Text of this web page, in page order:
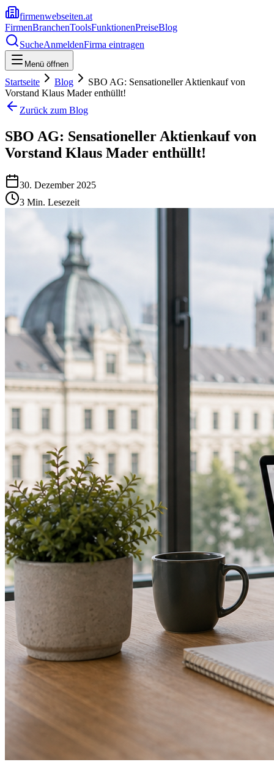
firmenwebseiten.at
FirmenBranchenToolsFunktionenPreiseBlog
SucheAnmeldenFirma eintragen
Menü öffnen
Startseite Blog
SBO AG: Sensationeller Aktienkauf von
Vorstand Klaus Mader enthüllt!
Zurück zum Blog
SBO AG: Sensationeller Aktienkauf von
Vorstand Klaus Mader enthüllt!
30. Dezember 2025
3 Min. Lesezeit